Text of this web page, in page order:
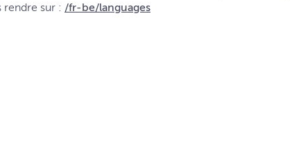
rendre sur : /fr-be/languages